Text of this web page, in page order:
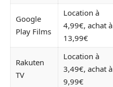
Google
Play Films
Location à
4,99€, achat à
13,99€
Rakuten
TV
Location à
3,49€, achat à
9,99€